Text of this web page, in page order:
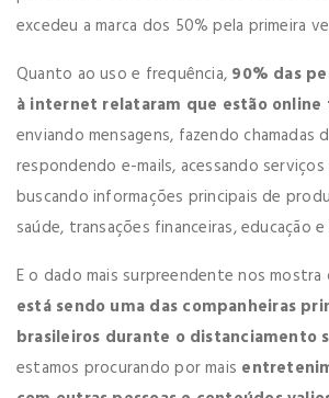
excedeu a marca dos 50% pela primeira
Quanto ao uso e frequência, 90% das
à internet relataram que estão online
enviando mensagens, fazendo chamadas
respondendo e-mails, acessando
buscando informações principais de
saúde, transações financeiras, educação
E o dado mais surpreendente nos mostra
está sendo uma das companheiras
brasileiros durante o distanciamento
estamos procurando por mais